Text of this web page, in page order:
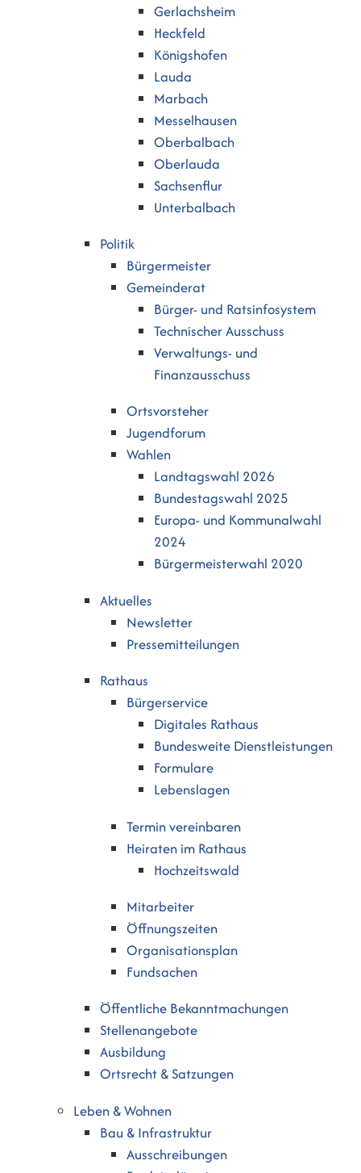
Gerlachsheim
Heckfeld
Königshofen
Lauda
Marbach
Messelhausen
Oberbalbach
Oberlauda
Sachsenflur
Unterbalbach
Politik
Bürgermeister
Gemeinderat
Bürger- und Ratsinfosystem
Technischer Ausschuss
Verwaltungs- und
Finanzausschuss
Ortsvorsteher
Jugendforum
Wahlen
Landtagswahl 2026
Bundestagswahl 2025
Europa- und Kommunalwahl
2024
Bürgermeisterwahl 2020
Aktuelles
Newsletter
Pressemitteilungen
Rathaus
Bürgerservice
Digitales Rathaus
Bundesweite Dienstleistungen
Formulare
Lebenslagen
Termin vereinbaren
Heiraten im Rathaus
Hochzeitswald
Mitarbeiter
Öffnungszeiten
Organisationsplan
Fundsachen
Öffentliche Bekanntmachungen
Stellenangebote
Ausbildung
Ortsrecht & Satzungen
Leben & Wohnen
Bau & Infrastruktur
Ausschreibungen